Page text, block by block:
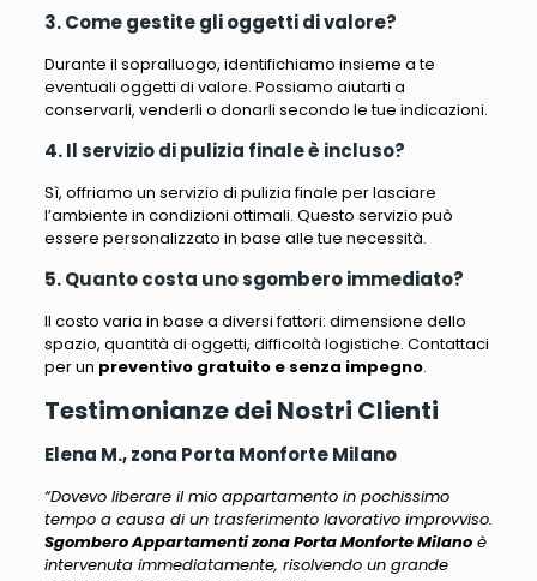
3. Come gestite gli oggetti di valore?
Durante il sopralluogo, identifichiamo insieme a te
eventuali oggetti di valore. Possiamo aiutarti a
conservarli, venderli o donarli secondo le tue indicazioni.
4. Il servizio di pulizia finale è incluso?
Sì, offriamo un servizio di pulizia finale per lasciare
l’ambiente in condizioni ottimali. Questo servizio può
essere personalizzato in base alle tue necessità.
5. Quanto costa uno sgombero immediato?
Il costo varia in base a diversi fattori: dimensione dello
spazio, quantità di oggetti, difficoltà logistiche. Contattaci
per un preventivo gratuito e senza impegno.
Testimonianze dei Nostri Clienti
Elena M., zona Porta Monforte Milano
“Dovevo liberare il mio appartamento in pochissimo
tempo a causa di un trasferimento lavorativo improvviso.
Sgombero Appartamenti zona Porta Monforte Milanoè
intervenuta immediatamente, risolvendo un grande